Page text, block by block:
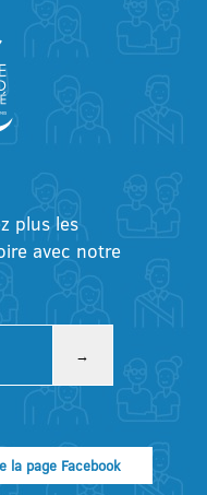
plus les
avec notre
la page Facebook